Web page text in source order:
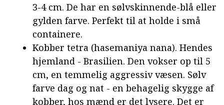
3-4 cm. De har en sølvskinnende-blå eller
gylden farve. Perfekt til at holde i små
containere.
Kobber tetra (hasemaniya nana). Hendes
hjemland - Brasilien. Den vokser op til 5
cm, en temmelig aggressiv væsen. Sølv
farve dag og nat - en behagelig skygge af
kobber, hos mænd er det lysere. Det er